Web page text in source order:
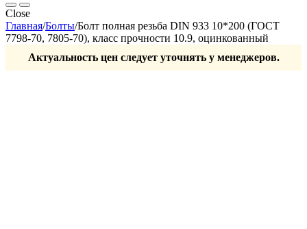
Close
Главная/Болты/Болт полная резьба DIN 933 10*200 (ГОСТ
7798-70, 7805-70), класс прочности 10.9, оцинкованный
Актуальность цен следует уточнять у менеджеров.